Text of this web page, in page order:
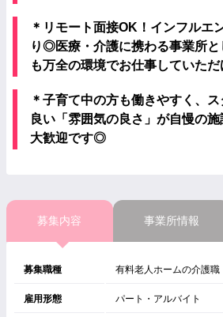
＊リモート面接OK！インフルエ
り◎医療・介護に携わる事業所
も万全の環境でお仕事していた
＊子育て中の方も働きやすく、
良い「雰囲気の良さ」が自慢の
大歓迎です◎
募集内容 事業所情報
募集職種 有料老人ホームの介護職
雇用形態 パート・アルバイト